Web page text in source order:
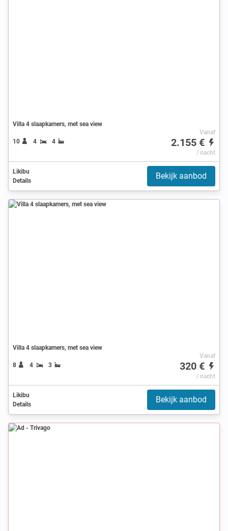
Villa 4 slaapkamers, met sea view
10 4 4
Vanaf
2.155 €
/ nacht
Likibu
Details
Bekijk aanbod
Villa 4 slaapkamers, met sea view
8 4 3
Vanaf
320 €
/ nacht
Likibu
Details
Bekijk aanbod
Ad